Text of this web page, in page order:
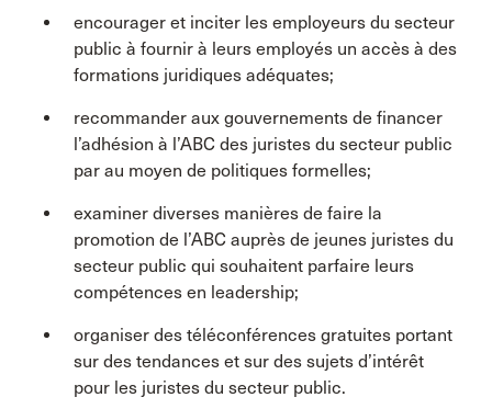
encourager et inciter les employeurs du secteur
public à fournir à leurs employés un accès à des
formations juridiques adéquates;
recommander aux gouvernements de financer
l’adhésion à l’ABC des juristes du secteur public
par au moyen de politiques formelles;
examiner diverses manières de faire la
promotion de l’ABC auprès de jeunes juristes du
secteur public qui souhaitent parfaire leurs
compétences en leadership;
organiser des téléconférences gratuites portant
sur des tendances et sur des sujets d’intérêt
pour les juristes du secteur public.